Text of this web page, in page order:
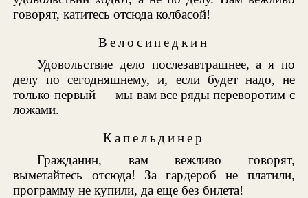
говорят, катитесь отсюда колбасой!
Велосипедкин
Удовольствие дело послезавтрашнее, а я по
делу по сегодняшнему, и, если будет надо, не
только первый — мы вам все ряды переворотим с
ложами.
Капельдинер
Гражданин, вам вежливо говорят,
выметайтесь отсюда! За гардероб не платили,
программу не купили, да еще без билета!